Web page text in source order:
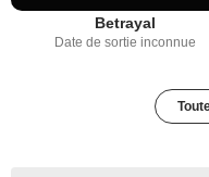
Betrayal
Date de sortie inconnue